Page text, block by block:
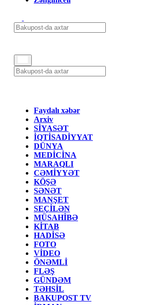
Faydalı xəbər
Arxiv
SİYASƏT
İQTİSADİYYAT
DÜNYA
MEDİCİNA
MARAQLI
CƏMİYYƏT
KÖŞƏ
SƏNƏT
MANŞET
SEÇİLƏN
MÜSAHİBƏ
KİTAB
HADİSƏ
FOTO
VİDEO
ÖNƏMLİ
FLƏŞ
GÜNDƏM
TƏHSİL
BAKUPOST TV